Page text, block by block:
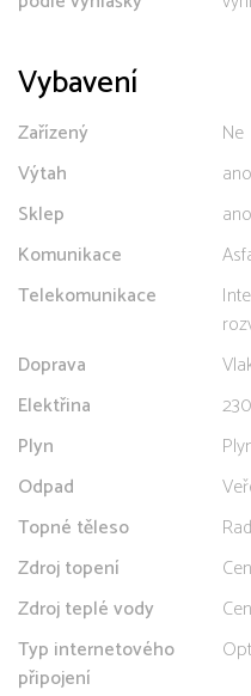
Vybavení
Zařízený
Ne
Výtah
ano
Sklep
Komunikace
Telekomunikace
Doprava
Elektřina
Plyn
Odpad
Topné těleso
Zdroj topení
Zdroj teplé vody
Typ internetového
připojení